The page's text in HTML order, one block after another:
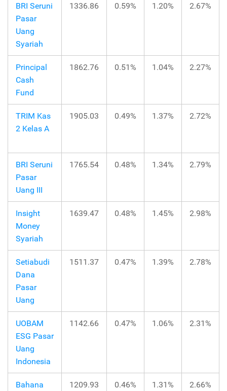
BRI Seruni
Pasar
Uang
Syariah
1336.86 0.59% 1.20% 2.67%
Principal
Cash
Fund
1862.76 0.51% 1.04% 2.27%
TRIM Kas
2 Kelas A
1905.03 0.49% 1.37% 2.72%
BRI Seruni
Pasar
Uang III
1765.54 0.48% 1.34% 2.79%
Insight
Money
Syariah
1639.47 0.48% 1.45% 2.98%
Setiabudi
Dana
Pasar
Uang
1511.37 0.47% 1.39% 2.78%
UOBAM
ESG Pasar
Uang
Indonesia
1142.66 0.47% 1.06% 2.31%
Bahana 1209.93 0.46% 1.31% 2.66%